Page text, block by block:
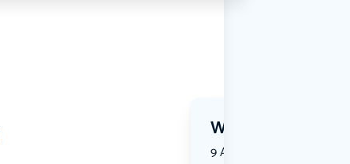
Wanneer?
9 August 2026 | 13:00